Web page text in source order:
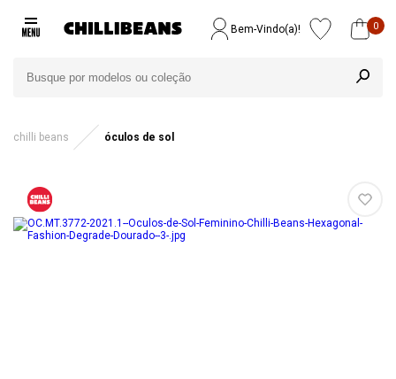
Bem-Vindo(a)! 0
chilli beans óculos de sol